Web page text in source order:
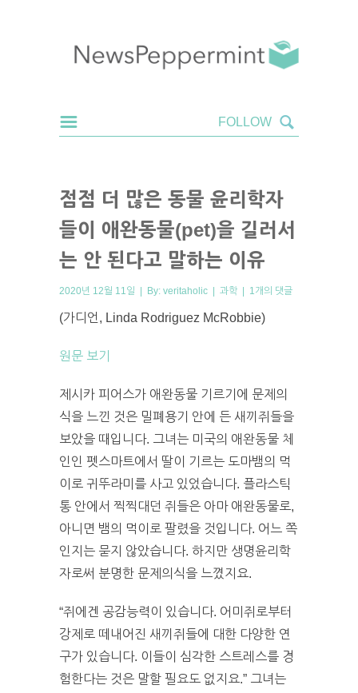
점점 더 많은 동물 윤리학자
들이 애완동물(pet)을 길러서
는 안 된다고 말하는 이유
2020년 12월 11일 | By: veritaholic | 과학 | 1개의 댓글
(가디언, Linda Rodriguez McRobbie)
원문 보기
제시카 피어스가 애완동물 기르기에 문제의
식을 느낀 것은 밀폐용기 안에 든 새끼쥐들을
보았을 때입니다. 그녀는 미국의 애완동물 체
인인 펫스마트에서 딸이 기르는 도마뱀의 먹
이로 귀뚜라미를 사고 있었습니다. 플라스틱
통 안에서 찍찍대던 쥐들은 아마 애완동물로,
아니면 뱀의 먹이로 팔렸을 것입니다. 어느 쪽
인지는 묻지 않았습니다. 하지만 생명윤리학
자로써 분명한 문제의식을 느꼈지요.
“쥐에겐 공감능력이 있습니다. 어미쥐로부터
강제로 떼내어진 새끼쥐들에 대한 다양한 연
구가 있습니다. 이들이 심각한 스트레스를 경
험한다는 것은 말할 필요도 없지요.” 그녀는